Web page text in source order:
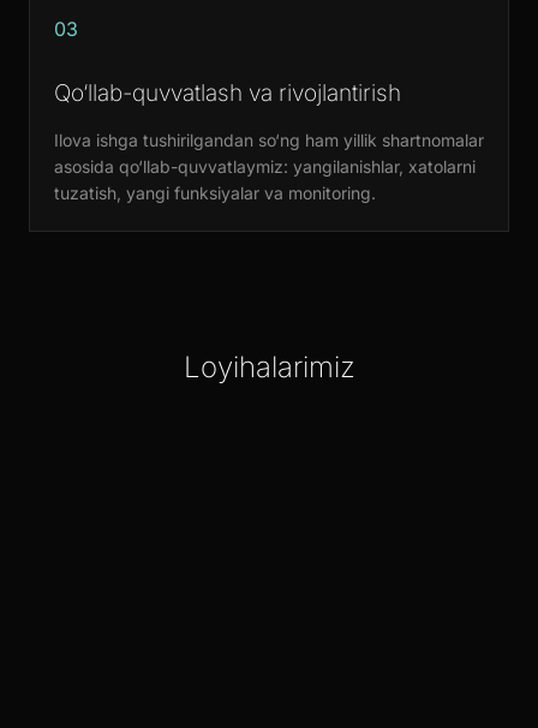
03
Qo‘llab-quvvatlash va rivojlantirish
Ilova ishga tushirilgandan so‘ng ham yillik shartnomalar
asosida qo‘llab-quvvatlaymiz: yangilanishlar, xatolarni
tuzatish, yangi funksiyalar va monitoring.
Loyihalarimiz